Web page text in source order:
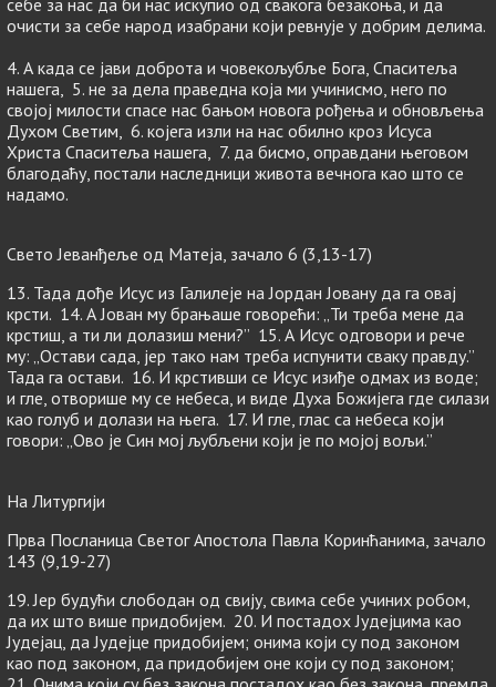
себе за нас да би нас искупио од свакога безакоња, и да
очисти за себе народ изабрани који ревнује у добрим делима.
4. А када се јави доброта и човекољубље Бога, Спаситеља
нашега, 5. не за дела праведна која ми учинисмо, него по
својој милости спасе нас бањом новога рођења и обновљења
Духом Светим, 6. којега изли на нас обилно кроз Исуса
Христа Спаситеља нашега, 7. да бисмо, оправдани његовом
благодаћу, постали наследници живота вечнога као што се
надамо.
Свето Јеванђеље од Матеја, зачало 6 (3,13-17)
13. Тада дође Исус из Галилеје на Јордан Јовану да га овај
крсти. 14. А Јован му брањаше говорећи: „Ти треба мене да
крстиш, а ти ли долазиш мени?” 15. А Исус одговори и рече
му: „Остави сада, јер тако нам треба испунити сваку правду.”
Тада га остави. 16. И крстивши се Исус изиђе одмах из воде;
и гле, отворише му се небеса, и виде Духа Божијега где силази
као голуб и долази на њега. 17. И гле, глас са небеса који
говори: „Ово је Син мој љубљени који је по мојој вољи.”
На Литургији
Прва Посланица Светог Апостола Павла Коринћанима, зачало
143 (9,19-27)
19. Јер будући слободан од свију, свима себе учиних робом,
да их што више придобијем. 20. И постадох Јудејцима као
Јудејац, да Јудејце придобијем; онима који су под законом
као под законом, да придобијем оне који су под законом;